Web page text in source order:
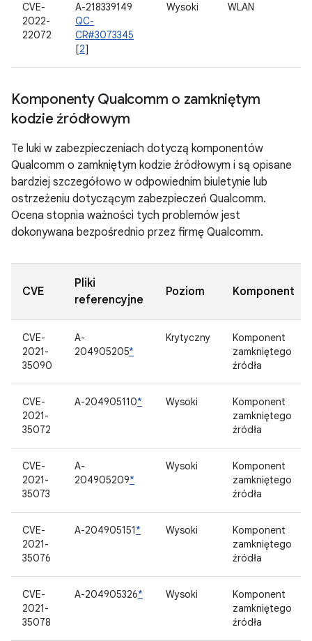
CVE-
2022-
22072
A-218339149
QC-
CR#3073345
[2]
Wysoki WLAN
Komponenty Qualcomm o zamkniętym
kodzie źródłowym
Te luki w zabezpieczeniach dotyczą komponentów
Qualcomm o zamkniętym kodzie źródłowym i są opisane
bardziej szczegółowo w odpowiednim biuletynie lub
ostrzeżeniu dotyczącym zabezpieczeń Qualcomm.
Ocena stopnia ważności tych problemów jest
dokonywana bezpośrednio przez firmę Qualcomm.
CVE
Pliki
referencyjne
Poziom Komponent
CVE-
2021-
35090
A-
204905205*
Krytyczny
Komponent
zamkniętego
źródła
CVE-
2021-
35072
A-204905110* Wysoki
Komponent
zamkniętego
źródła
CVE-
2021-
35073
A-
204905209*
Wysoki
Komponent
zamkniętego
źródła
CVE-
2021-
35076
A-204905151* Wysoki
Komponent
zamkniętego
źródła
CVE-
2021-
35078
A-204905326* Wysoki
Komponent
zamkniętego
źródła